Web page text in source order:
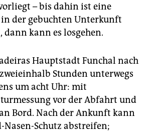
– bis dahin ist eine
der gebuchten Unterkunft
dann kann es losgehen.
Hauptstadt Funchal nach
Stunden unterwegs
um acht Uhr: mit
vor der Abfahrt und
Bord. Nach der Ankunft kann
Schutz abstreifen;